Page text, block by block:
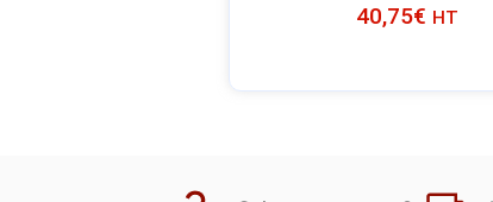
40,75€ HT